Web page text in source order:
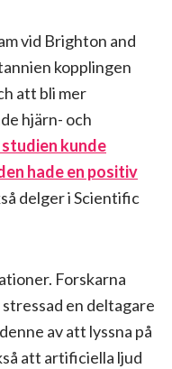
vid Brighton and
kopplingen
att bli mer
hjärn- och
studien kunde
hade en positiv
delger i Scientific
Forskarna
en deltagare
av att lyssna på
att artificiella ljud